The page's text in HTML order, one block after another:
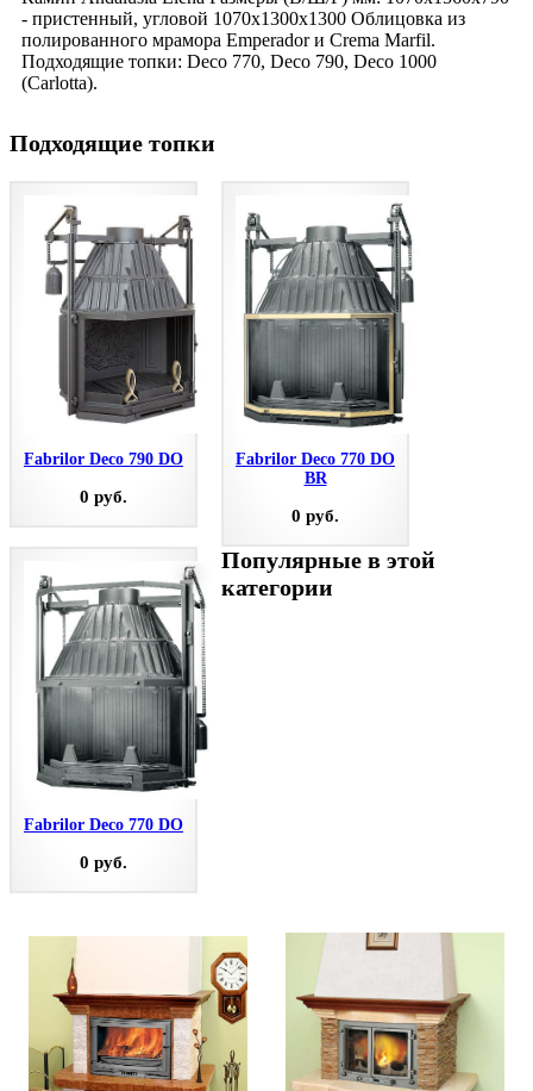
- пристенный, угловой 1070х1300х1300 Облицовка из
полированного мрамора Emperador и Crema Marfil.
Подходящие топки: Deco 770, Deco 790, Deco 1000
(Carlotta).
Подходящие топки
Fabrilor Deco 790 DO
0 руб.
Fabrilor Deco 770 DO
BR
0 руб.
Fabrilor Deco 770 DO
0 руб.
Популярные в этой
категории